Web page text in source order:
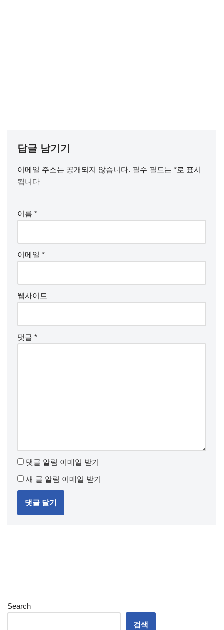
답글 남기기
이메일 주소는 공개되지 않습니다. 필수 필드는 *로 표시
됩니다
이름 *
이메일 *
웹사이트
댓글 *
댓글 알림 이메일 받기
새 글 알림 이메일 받기
Search
검색